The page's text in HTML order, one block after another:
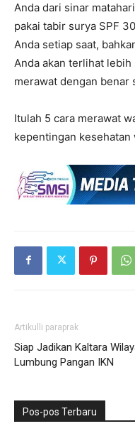
Anda dari sinar
pakai tabir surya SPF
Anda setiap saat,
Anda akan terlihat
merawat dengan benar
Itulah 5 cara merawat
kepentingan kesehatan
Artikulli paraprak
Siap Jadikan Kaltara
Lumbung Pangan IKN
Pos-pos Terbaru